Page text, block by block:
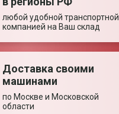
любой удобной транспортной
компанией на Ваш склад
Доставка своими
машинами
по Москве и Московской
области